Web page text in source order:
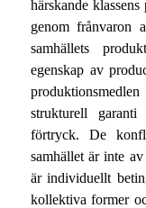
härskande
genom frånvaron
samhällets
egenskap av
strukturell
förtryck. De
samhället är inte
är individuellt
kollektiva former